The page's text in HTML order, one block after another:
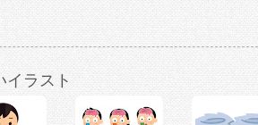
イラスト